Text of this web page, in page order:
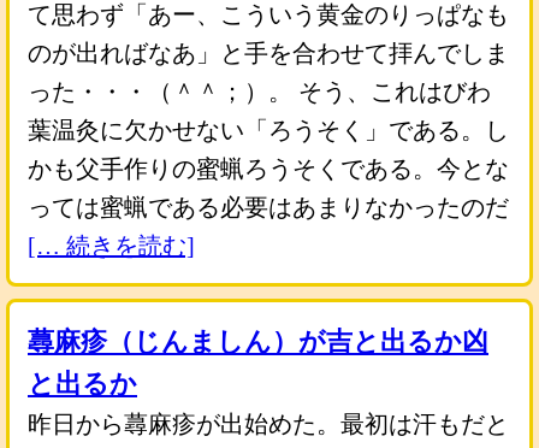
て思わず「あー、こういう黄金のりっぱなも
のが出ればなあ」と手を合わせて拝んでしま
った・・・（＾＾；）。 そう、これはびわ
葉温灸に欠かせない「ろうそく」である。し
かも父手作りの蜜蝋ろうそくである。今とな
っては蜜蝋である必要はあまりなかったのだ
[… 続きを読む]
蕁麻疹（じんましん）が吉と出るか凶
と出るか
昨日から蕁麻疹が出始めた。最初は汗もだと